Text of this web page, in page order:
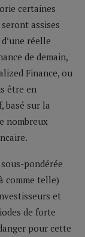
certaines
assises
réelle
de demain,
Finance, ou
être en
basé sur la
nombreux
pondérée
comme telle)
et
de forte
pour cette